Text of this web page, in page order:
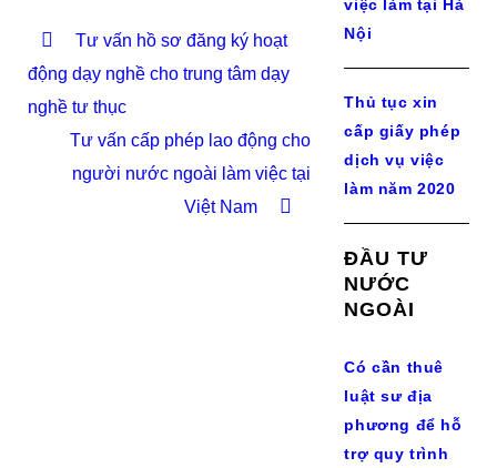
Tư vấn hồ sơ đăng ký hoạt
động dạy nghề cho trung tâm dạy
nghề tư thục
Tư vấn cấp phép lao động cho
người nước ngoài làm việc tại
Việt Nam
việc làm tại Hà
Nội
Thủ tục xin
cấp giấy phép
dịch vụ việc
làm năm 2020
ĐẦU TƯ
NƯỚC
NGOÀI
Có cần thuê
luật sư địa
phương để hỗ
trợ quy trình